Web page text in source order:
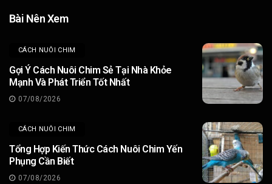
Bài Nên Xem
CÁCH NUÔI CHIM
Gợi Ý Cách Nuôi Chim Sẻ Tại Nhà Khỏe
Mạnh Và Phát Triển Tốt Nhất
07/08/2026
CÁCH NUÔI CHIM
Tổng Hợp Kiến Thức Cách Nuôi Chim Yến
Phụng Cần Biết
07/08/2026